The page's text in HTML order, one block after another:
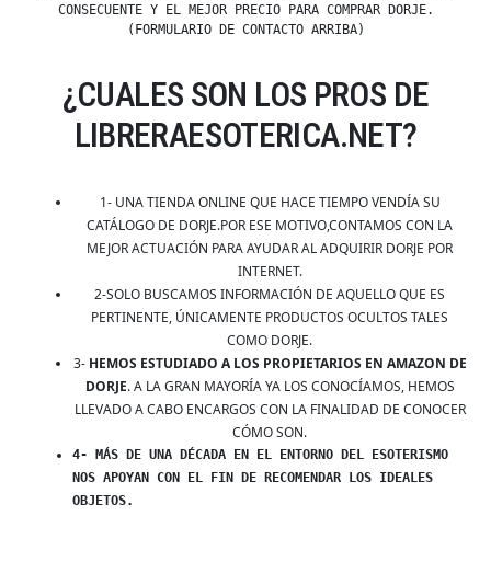
CONSECUENTE Y EL MEJOR PRECIO PARA COMPRAR DORJE.
(FORMULARIO DE CONTACTO ARRIBA)
¿CUALES SON LOS PROS DE
LIBRERAESOTERICA.NET?
1- UNA TIENDA ONLINE QUE HACE TIEMPO VENDÍA SU
CATÁLOGO DE DORJE.POR ESE MOTIVO,CONTAMOS CON LA
MEJOR ACTUACIÓN PARA AYUDAR AL ADQUIRIR DORJE POR
INTERNET.
2-SOLO BUSCAMOS INFORMACIÓN DE AQUELLO QUE ES
PERTINENTE, ÚNICAMENTE PRODUCTOS OCULTOS TALES
COMO DORJE.
3- HEMOS ESTUDIADO A LOS PROPIETARIOS EN AMAZON DE
DORJE. A LA GRAN MAYORÍA YA LOS CONOCÍAMOS, HEMOS
LLEVADO A CABO ENCARGOS CON LA FINALIDAD DE CONOCER
CÓMO SON.
4- MÁS DE UNA DÉCADA EN EL ENTORNO DEL ESOTERISMO
NOS APOYAN CON EL FIN DE RECOMENDAR LOS IDEALES
OBJETOS.